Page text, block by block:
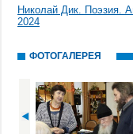
Николай Дик. Поэзия.
2024
ФОТОГАЛЕРЕЯ